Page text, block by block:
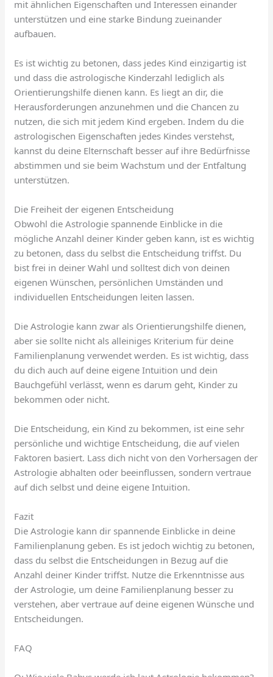
mit ähnlichen Eigenschaften und Interessen einander
unterstützen und eine starke Bindung zueinander
aufbauen.
Es ist wichtig zu betonen, dass jedes Kind einzigartig ist
und dass die astrologische Kinderzahl lediglich als
Orientierungshilfe dienen kann. Es liegt an dir, die
Herausforderungen anzunehmen und die Chancen zu
nutzen, die sich mit jedem Kind ergeben. Indem du die
astrologischen Eigenschaften jedes Kindes verstehst,
kannst du deine Elternschaft besser auf ihre Bedürfnisse
abstimmen und sie beim Wachstum und der Entfaltung
unterstützen.
Die Freiheit der eigenen Entscheidung
Obwohl die Astrologie spannende Einblicke in die
mögliche Anzahl deiner Kinder geben kann, ist es wichtig
zu betonen, dass du selbst die Entscheidung triffst. Du
bist frei in deiner Wahl und solltest dich von deinen
eigenen Wünschen, persönlichen Umständen und
individuellen Entscheidungen leiten lassen.
Die Astrologie kann zwar als Orientierungshilfe dienen,
aber sie sollte nicht als alleiniges Kriterium für deine
Familienplanung verwendet werden. Es ist wichtig, dass
du dich auch auf deine eigene Intuition und dein
Bauchgefühl verlässt, wenn es darum geht, Kinder zu
bekommen oder nicht.
Die Entscheidung, ein Kind zu bekommen, ist eine sehr
persönliche und wichtige Entscheidung, die auf vielen
Faktoren basiert. Lass dich nicht von den Vorhersagen der
Astrologie abhalten oder beeinflussen, sondern vertraue
auf dich selbst und deine eigene Intuition.
Fazit
Die Astrologie kann dir spannende Einblicke in deine
Familienplanung geben. Es ist jedoch wichtig zu betonen,
dass du selbst die Entscheidungen in Bezug auf die
Anzahl deiner Kinder triffst. Nutze die Erkenntnisse aus
der Astrologie, um deine Familienplanung besser zu
verstehen, aber vertraue auf deine eigenen Wünsche und
Entscheidungen.
FAQ